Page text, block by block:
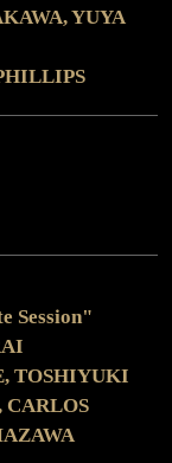
YUYA
Session"
TOSHIYUKI